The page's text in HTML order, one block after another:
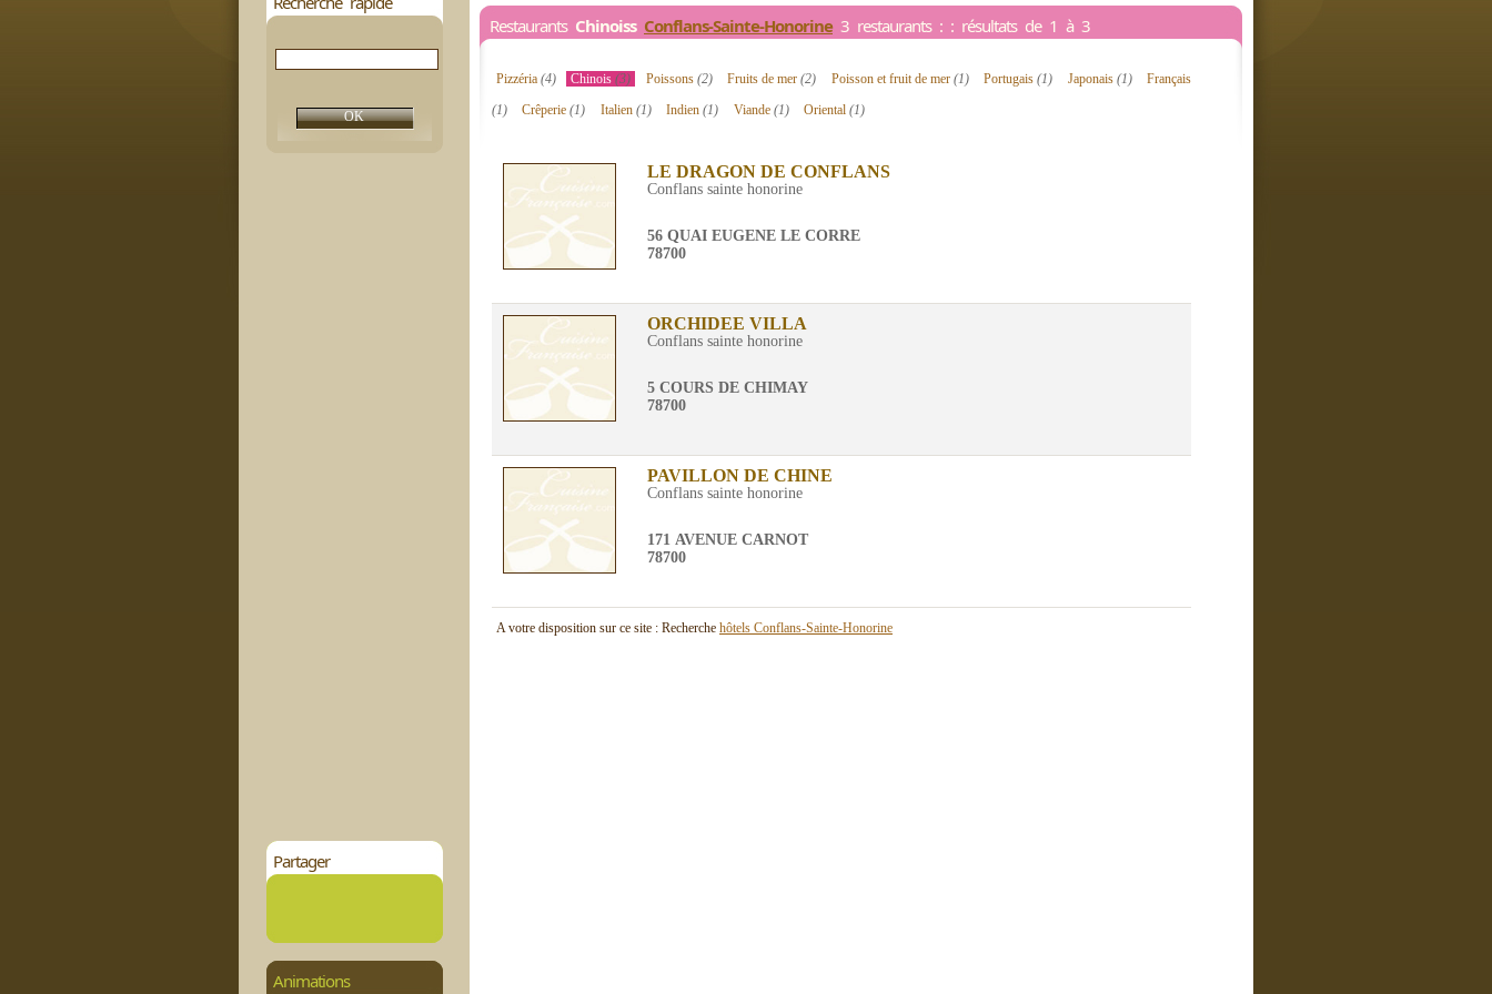
Partager
Animations
Restaurants Chinoiss Conflans-Sainte-Honorine3 restaurants : : résultats de 1 à 3
Pizzéria(4) Chinois(3) Poissons (2) Fruits de mer(2) Poisson et fruit de mer (1) Portugais(1) Japonais (1)
Français
(1)
Crêperie(1) Italien (1) Indien(1) Viande (1) Oriental (1)
LE DRAGON DE CONFLANS
Conflans sainte honorine
56 QUAI EUGENE LE CORRE
78700
ORCHIDEE VILLA
Conflans sainte honorine
5 COURS DE CHIMAY
78700
PAVILLON DE CHINE
Conflans sainte honorine
171 AVENUE CARNOT
78700
A votre disposition sur ce site : Recherche hôtels Conflans-Sainte-Honorine